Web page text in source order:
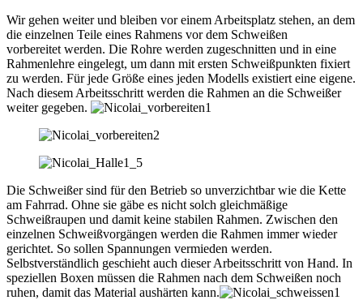
Wir gehen weiter und bleiben vor einem Arbeitsplatz stehen, an dem
die einzelnen Teile eines Rahmens vor dem Schweißen
vorbereitet werden. Die Rohre werden zugeschnitten und in eine
Rahmenlehre eingelegt, um dann mit ersten Schweißpunkten fixiert
zu werden. Für jede Größe eines jeden Modells existiert eine eigene.
Nach diesem Arbeitsschritt werden die Rahmen an die Schweißer
weiter gegeben.
Die Schweißer sind für den Betrieb so unverzichtbar wie die Kette
am Fahrrad. Ohne sie gäbe es nicht solch gleichmäßige
Schweißraupen und damit keine stabilen Rahmen. Zwischen den
einzelnen Schweißvorgängen werden die Rahmen immer wieder
gerichtet. So sollen Spannungen vermieden werden.
Selbstverständlich geschieht auch dieser Arbeitsschritt von Hand. In
speziellen Boxen müssen die Rahmen nach dem Schweißen noch
ruhen, damit das Material aushärten kann.